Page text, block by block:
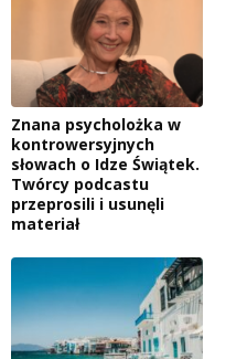
Znana psycholożka w
kontrowersyjnych
słowach o Idze Świątek.
Twórcy podcastu
przeprosili i usunęli
materiał